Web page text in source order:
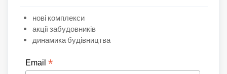
нові комплекси
акції забудовників
динамика будівництва
Email *